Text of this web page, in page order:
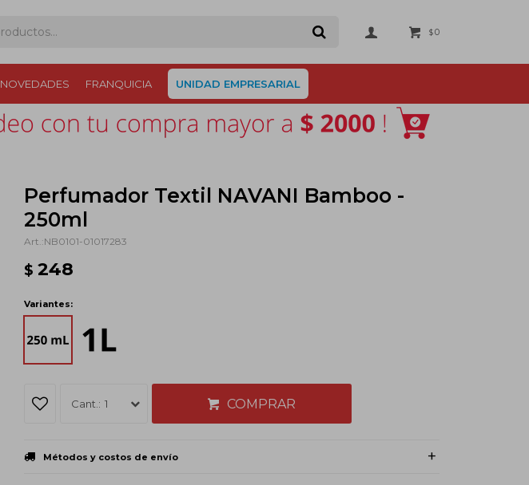
NOVEDADES FRANQUICIA UNIDAD EMPRESARIAL
$0
Perfumador Textil NAVANI Bamboo -
250ml
NB0101-01017283
$ 248
Variantes:
1 COMPRAR
Métodos y costos de envío